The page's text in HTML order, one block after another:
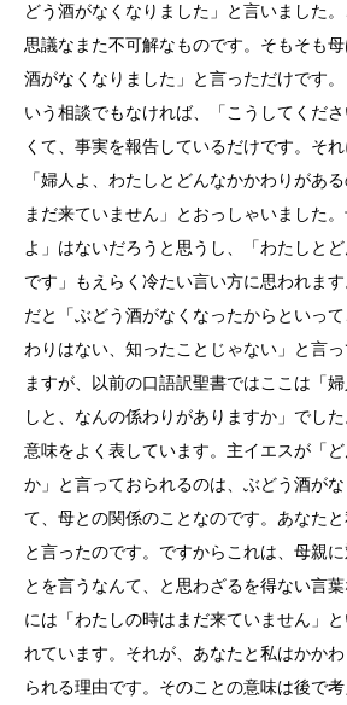
どう酒がなくなりました」と言いました
思議なまた不可解なものです。そもそも
酒がなくなりました」と言っただけです
いう相談でもなければ、「こうしてくだ
くて、事実を報告しているだけです。そ
「婦人よ、わたしとどんなかかわりがあ
まだ来ていません」とおっしゃいました
よ」はないだろうと思うし、「わたしと
です」もえらく冷たい言い方に思われま
だと「ぶどう酒がなくなったからといっ
わりはない、知ったことじゃない」と言
ますが、以前の口語訳聖書ではここは「
しと、なんの係わりがありますか」でし
意味をよく表しています。主イエスが「
か」と言っておられるのは、ぶどう酒が
て、母との関係のことなのです。あなたと
と言ったのです。ですからこれは、母親
とを言うなんて、と思わざるを得ない言
には「わたしの時はまだ来ていません」
れています。それが、あなたと私はかか
られる理由です。そのことの意味は後で考